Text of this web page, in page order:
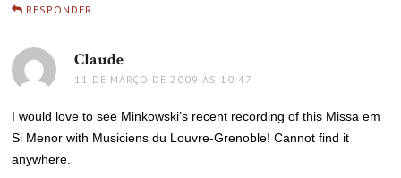
RESPONDER
Claude
11 DE MARÇO DE 2009 ÀS 10:47
I would love to see Minkowski’s recent recording of this Missa em
Si Menor with Musiciens du Louvre-Grenoble! Cannot find it
anywhere.